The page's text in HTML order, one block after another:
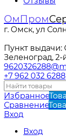
ОмПром
г. Омск, ул
Пункт выдачи:
Зеленоград,
+7 962 032 6288
Избранное
Сравнение
Вход
Вход